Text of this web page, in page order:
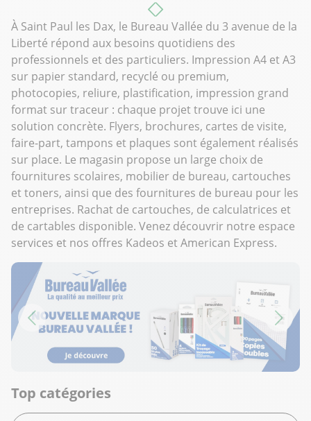
À Saint Paul les Dax, le Bureau Vallée du 3 avenue de la
Liberté répond aux besoins quotidiens des
professionnels et des particuliers. Impression A4 et A3
sur papier standard, recyclé ou premium,
photocopies, reliure, plastification, impression grand
format sur traceur : chaque projet trouve ici une
solution concrète. Flyers, brochures, cartes de visite,
faire-part, tampons et plaques sont également réalisés
sur place. Le magasin propose un large choix de
fournitures scolaires, mobilier de bureau, cartouches
et toners, ainsi que des fournitures de bureau pour les
entreprises. Rachat de cartouches, de calculatrices et
de cartables disponible. Venez découvrir notre espace
services et nos offres Kadeos et American Express.
Top catégories